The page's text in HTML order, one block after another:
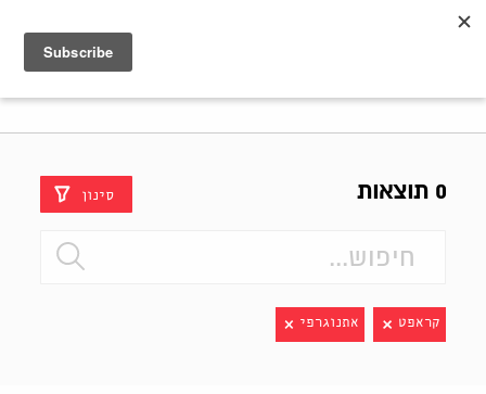
0 תוצאות סינון
קראפט אתנוגרפי